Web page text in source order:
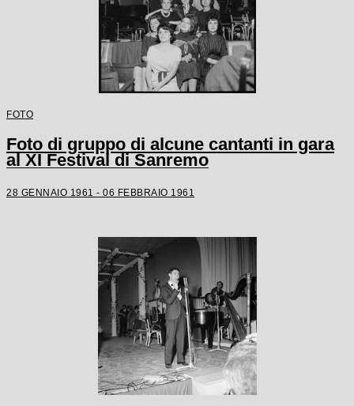
FOTO
Foto di gruppo di alcune cantanti in gara
al XI Festival di Sanremo
28 GENNAIO 1961 - 06 FEBBRAIO 1961